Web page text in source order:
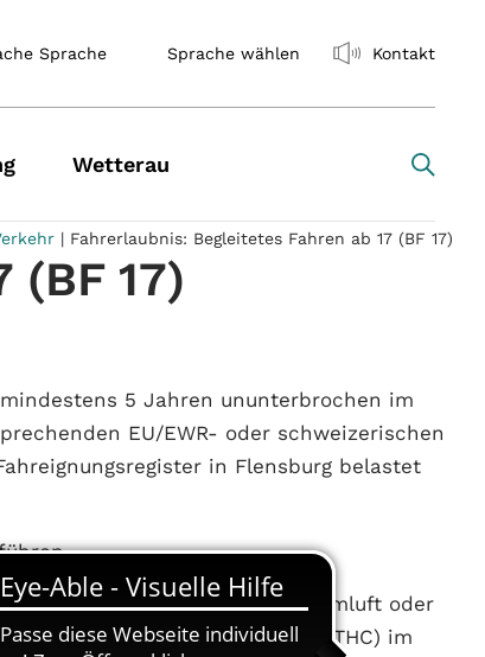
Sprache Sprache wählen Kontakt
Wetterau
| Fahrerlaubnis: Begleitetes Fahren ab 17 (BF 17)
(BF 17)
5 Jahren ununterbrochen im
EU/EWR- oder schweizerischen
in Flensburg belastet
l oder mehr Alkohol in der Atemluft oder
mehr Tetrahydrocannabinol (THC) im